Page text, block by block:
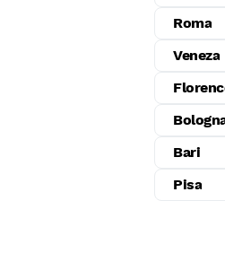
Roma
Veneza
Bari
Pisa